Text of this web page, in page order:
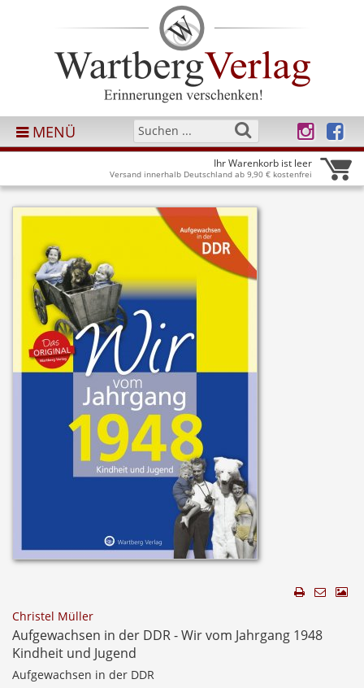
MENÜ
Ihr Warenkorb ist leer
Versand innerhalb Deutschland ab 9,90 € kostenfrei
Christel Müller
Aufgewachsen in der DDR - Wir vom Jahrgang 1948
Kindheit und Jugend
Aufgewachsen in der DDR